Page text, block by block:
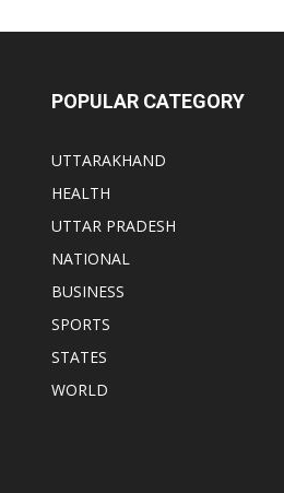
POPULAR CATEGORY
UTTARAKHAND
HEALTH
UTTAR PRADESH
NATIONAL
BUSINESS
SPORTS
STATES
WORLD